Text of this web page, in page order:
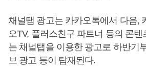
채널탭 광고는 카카오톡에서 다음,
오TV, 플러스친구 파트너 등의 콘
는 채널탭을 이용한 광고로 하반기
브 광고 등이 탑재된다.